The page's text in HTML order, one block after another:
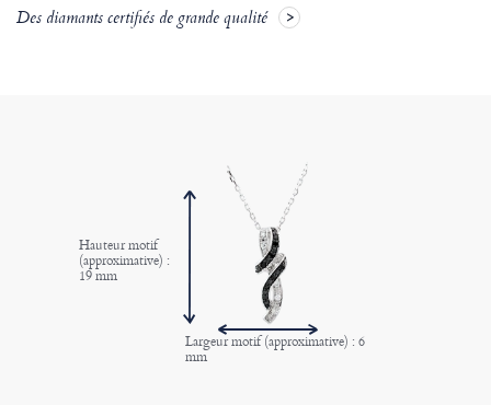
Des diamants certifiés de grande qualité
Hauteur motif
(approximative) :
19 mm
Largeur motif (approximative) : 6
mm